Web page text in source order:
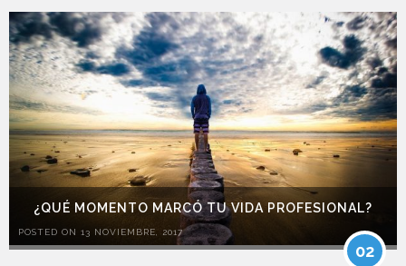
¿QUÉ MOMENTO MARCÓ TU VIDA PROFESIONAL?
POSTED ON 13 NOVIEMBRE, 2017
02